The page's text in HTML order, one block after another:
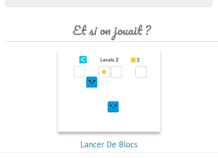
Et si on jouait ?
Lancer De Blocs